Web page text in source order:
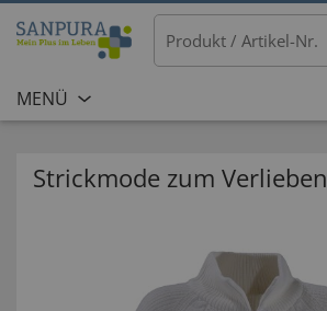
MENÜ
Strickmode zum Verlieben